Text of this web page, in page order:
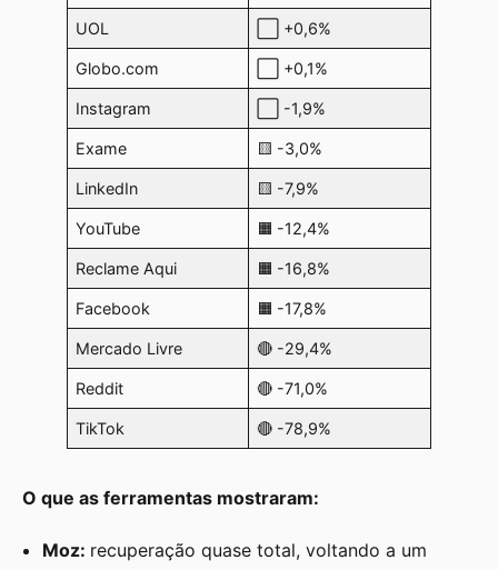
UOL ⬜ +0,6%
Globo.com ⬜ +0,1%
Instagram ⬜ -1,9%
Exame 🟨 -3,0%
LinkedIn 🟨 -7,9%
YouTube 🟧 -12,4%
Reclame Aqui 🟧 -16,8%
Facebook 🟧 -17,8%
Mercado Livre 🔴 -29,4%
Reddit 🔴 -71,0%
TikTok 🔴 -78,9%
O que as ferramentas mostraram:
Moz: recuperação quase total, voltando a um